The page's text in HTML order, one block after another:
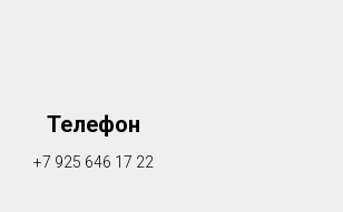
Телефон
+7 925 646 17 22